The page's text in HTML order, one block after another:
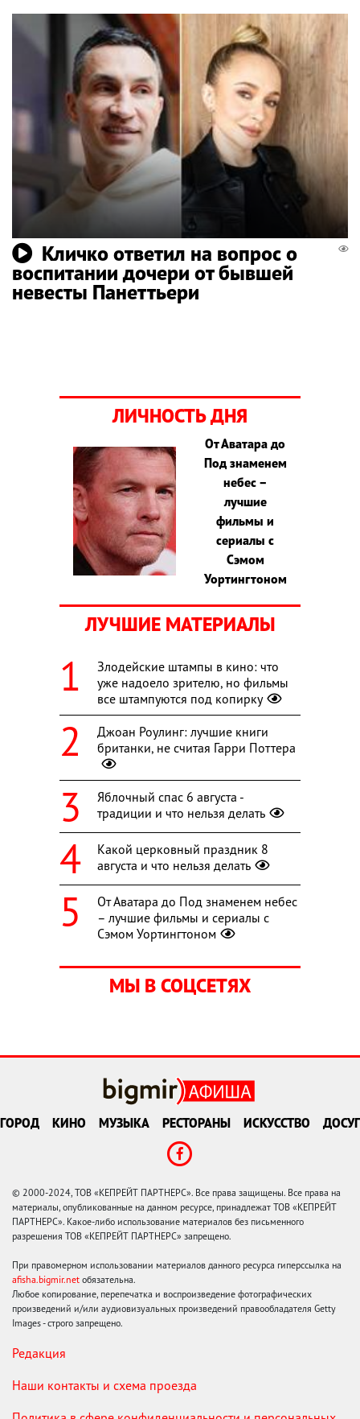
Кличко ответил на вопрос о
воспитании дочери от бывшей
невесты Панеттьери
ЛИЧНОСТЬ ДНЯ
От Аватара до
Под знаменем
небес –
лучшие
фильмы и
сериалы с
Сэмом
Уортингтоном
ЛУЧШИЕ МАТЕРИАЛЫ
Злодейские штампы в кино: что
уже надоело зрителю, но фильмы
все штампуются под копирку
Джоан Роулинг: лучшие книги
британки, не считая Гарри Поттера
Яблочный спас 6 августа -
традиции и что нельзя делать
Какой церковный праздник 8
августа и что нельзя делать
От Аватара до Под знаменем небес
– лучшие фильмы и сериалы с
Сэмом Уортингтоном
МЫ В СОЦСЕТЯХ
ГОРОД КИНО МУЗЫКА РЕСТОРАНЫ ИСКУССТВО ДОСУГ
© 2000-2024, ТОВ «КЕПРЕЙТ ПАРТНЕРС». Все права защищены. Все права на
материалы, опубликованные на данном ресурсе, принадлежат ТОВ «КЕПРЕЙТ
ПАРТНЕРС». Какое-либо использование материалов без письменного
разрешения ТОВ «КЕПРЕЙТ ПАРТНЕРС» запрещено.
При правомерном использовании материалов данного ресурса гиперссылка на
afisha.bigmir.net обязательна.
Любое копирование, перепечатка и воспроизведение фотографических
произведений и/или аудиовизуальных произведений правообладателя Getty
Images - строго запрещено.
Редакция
Наши контакты и схема проезда